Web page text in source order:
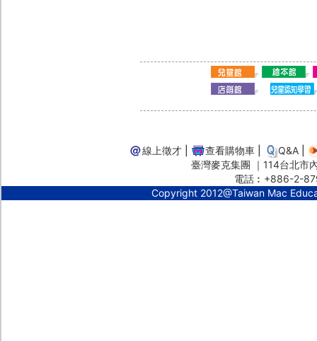
線上徵才 查看購物車 Q&A
臺灣麥克集團 ｜114台北
電話︰+886-2-
Copyright 2012@Taiwan Mac